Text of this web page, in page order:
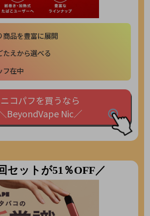
商品を豊富に展開
たえから選べる
フ在中
ニコパフを買うなら
BeyondVape Nic／
セットが51％OFF／